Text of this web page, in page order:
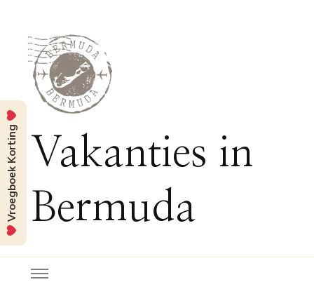
Vakanties in
Bermuda
Vroegboek Korting